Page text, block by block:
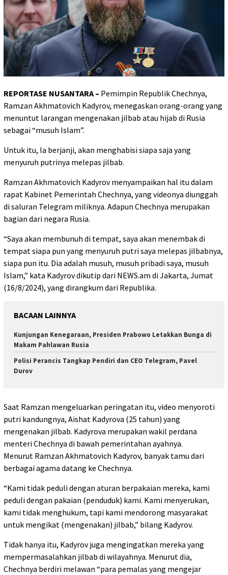
REPORTASE NUSANTARA – Pemimpin Republik Chechnya,
Ramzan Akhmatovich Kadyrov, menegaskan orang-orang yang
menuntut larangan mengenakan jilbab atau hijab di Rusia
sebagai “musuh Islam”.
Untuk itu, Ia berjanji, akan menghabisi siapa saja yang
menyuruh putrinya melepas jilbab.
Ramzan Akhmatovich Kadyrov menyampaikan hal itu dalam
rapat Kabinet Pemerintah Chechnya, yang videonya diunggah
di saluran Telegram miliknya. Adapun Chechnya merupakan
bagian dari negara Rusia.
“Saya akan membunuh di tempat, saya akan menembak di
tempat siapa pun yang menyuruh putri saya melepas jilbabnya,
siapa pun itu. Dia adalah musuh, musuh pribadi saya, musuh
Islam,” kata Kadyrov dikutip dari NEWS.am di Jakarta, Jumat
(16/8/2024), yang dirangkum dari Republika.
BACAAN LAINNYA
Kunjungan Kenegaraan, Presiden Prabowo Letakkan Bunga di
Makam Pahlawan Rusia
Polisi Perancis Tangkap Pendiri dan CEO Telegram, Pavel
Durov
Saat Ramzan mengeluarkan peringatan itu, video menyoroti
putri kandungnya, Aishat Kadyrova (25 tahun) yang
mengenakan jilbab. Kadyrova merupakan wakil perdana
menteri Chechnya di bawah pemerintahan ayahnya.
Menurut Ramzan Akhmatovich Kadyrov, banyak tamu dari
berbagai agama datang ke Chechnya.
“Kami tidak peduli dengan aturan berpakaian mereka, kami
peduli dengan pakaian (penduduk) kami. Kami menyerukan,
kami tidak menghukum, tapi kami mendorong masyarakat
untuk mengikat (mengenakan) jilbab,” bilang Kadyrov.
Tidak hanya itu, Kadyrov juga mengingatkan mereka yang
mempermasalahkan jilbab di wilayahnya. Menurut dia,
Chechnya berdiri melawan “para pemalas yang mengejar